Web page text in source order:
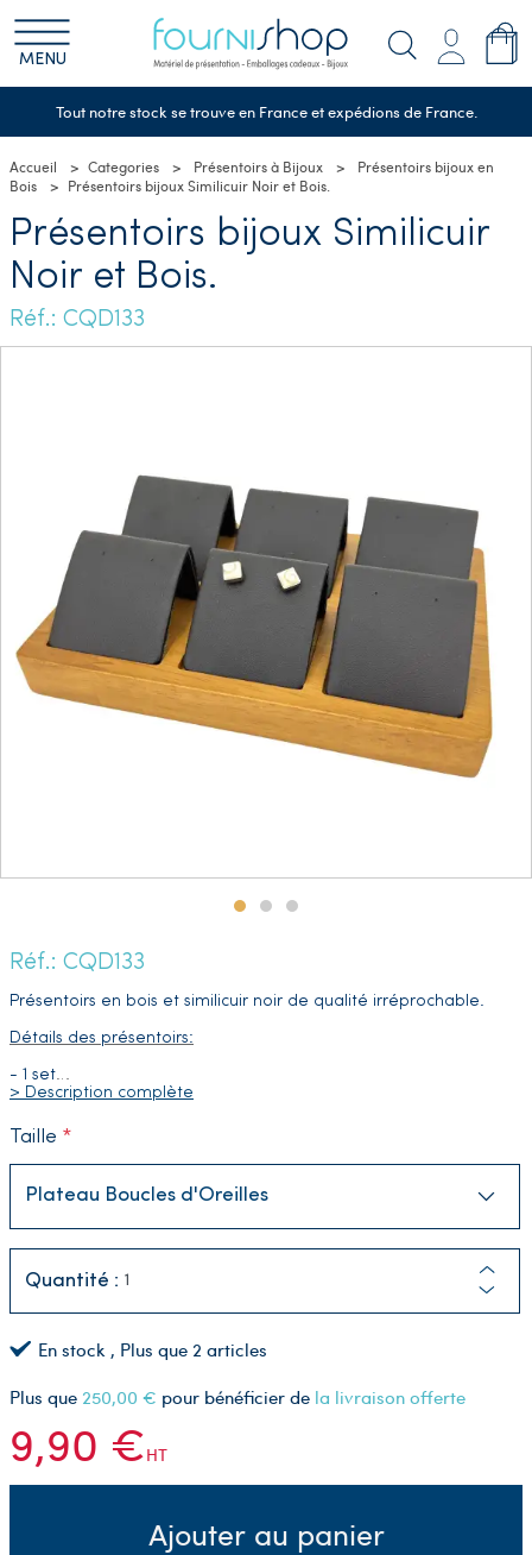
MENU
Tout notre stock se trouve en France et expédions de France.
Accueil Categories Présentoirs à Bijoux
Présentoirs bijoux en
Bois
Présentoirs bijoux Similicuir Noir et Bois.
Présentoirs bijoux Similicuir
Noir et Bois.
Réf.: CQD133
Réf.: CQD133
Présentoirs en bois et similicuir noir de qualité irréprochable.
Détails des présentoirs:
- 1 set…
> Description complète
Taille
Quantité :
En stock , Plus que 2 articles
Plus que 250,00 € pour bénéficier de la livraison offerte
9,90 €HT
Ajouter au panier